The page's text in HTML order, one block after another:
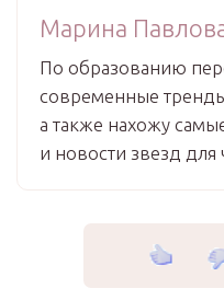
Марина
По образованию
современные
а также нахожу
и новости звезд для